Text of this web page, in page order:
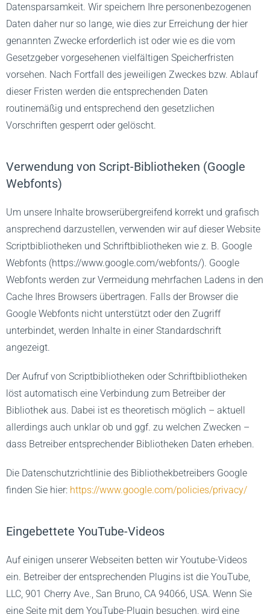
Datensparsamkeit. Wir speichern Ihre personenbezogenen
Daten daher nur so lange, wie dies zur Erreichung der hier
genannten Zwecke erforderlich ist oder wie es die vom
Gesetzgeber vorgesehenen vielfältigen Speicherfristen
vorsehen. Nach Fortfall des jeweiligen Zweckes bzw. Ablauf
dieser Fristen werden die entsprechenden Daten
routinemäßig und entsprechend den gesetzlichen
Vorschriften gesperrt oder gelöscht.
Verwendung von Script-Bibliotheken (Google
Webfonts)
Um unsere Inhalte browserübergreifend korrekt und grafisch
ansprechend darzustellen, verwenden wir auf dieser Website
Scriptbibliotheken und Schriftbibliotheken wie z. B. Google
Webfonts (https://www.google.com/webfonts/). Google
Webfonts werden zur Vermeidung mehrfachen Ladens in den
Cache Ihres Browsers übertragen. Falls der Browser die
Google Webfonts nicht unterstützt oder den Zugriff
unterbindet, werden Inhalte in einer Standardschrift
angezeigt.
Der Aufruf von Scriptbibliotheken oder Schriftbibliotheken
löst automatisch eine Verbindung zum Betreiber der
Bibliothek aus. Dabei ist es theoretisch möglich – aktuell
allerdings auch unklar ob und ggf. zu welchen Zwecken –
dass Betreiber entsprechender Bibliotheken Daten erheben.
Die Datenschutzrichtlinie des Bibliothekbetreibers Google
finden Sie hier: https://www.google.com/policies/privacy/
Eingebettete YouTube-Videos
Auf einigen unserer Webseiten betten wir Youtube-Videos
ein. Betreiber der entsprechenden Plugins ist die YouTube,
LLC, 901 Cherry Ave., San Bruno, CA 94066, USA. Wenn Sie
eine Seite mit dem YouTube-Plugin besuchen, wird eine